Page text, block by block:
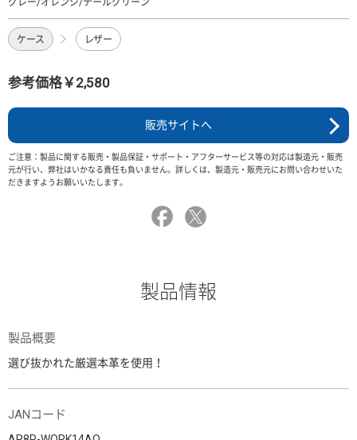
グレー/オレンジ/テールグリーン
ケース レザー
参考価格￥2,580
販売サイトへ
ご注意：製品に関する販売・製品保証・サポート・アフターサービス等の対応は製造元・販売
元が行い、弊社はいかなる責任も負いません。詳しくは、製造元・販売元にお問い合わせいた
だきますようお願いいたします。
製品情報
製品概要
選び抜かれた厳選本革を使用！
JANコード